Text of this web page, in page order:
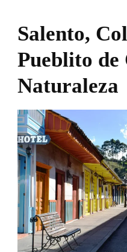
Salento,
Pueblito de
Naturaleza